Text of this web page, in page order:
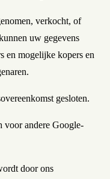
verkocht, of
uw gegevens
en mogelijke kopers en
gesloten.
voor andere Google-
door ons